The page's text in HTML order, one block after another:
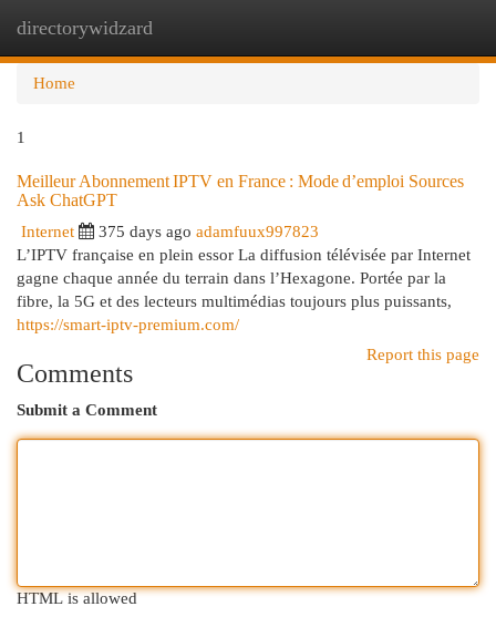
directorywidzard
Home
1
Meilleur Abonnement IPTV en France : Mode d’emploi Sources
Ask ChatGPT
Internet 375 days ago adamfuux997823
L’IPTV française en plein essor La diffusion télévisée par Internet
gagne chaque année du terrain dans l’Hexagone. Portée par la
fibre, la 5G et des lecteurs multimédias toujours plus puissants,
https://smart-iptv-premium.com/
Report this page
Comments
Submit a Comment
HTML is allowed